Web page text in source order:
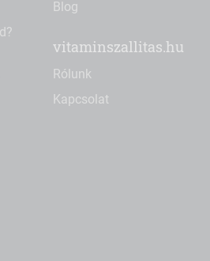
Blog
vitaminszallitas.hu
Rólunk
Kapcsolat